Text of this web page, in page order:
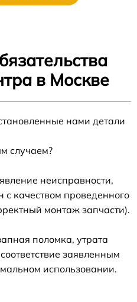
в Москве
нами детали
случаем?
неисправности,
с качеством проведенного
монтаж запчасти).
поломка, утрата
заявленным
использовании.